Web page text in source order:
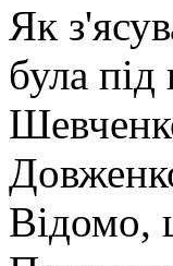
Як
була під
Відомо,